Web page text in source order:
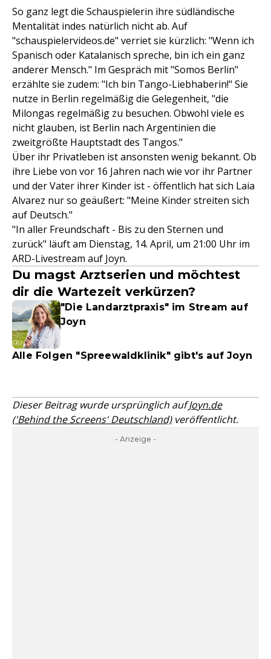
So ganz legt die Schauspielerin ihre südländische
Mentalität indes natürlich nicht ab. Auf
"schauspielervideos.de" verriet sie kürzlich: "Wenn ich
Spanisch oder Katalanisch spreche, bin ich ein ganz
anderer Mensch." Im Gespräch mit "Somos Berlin"
erzählte sie zudem: "Ich bin Tango-Liebhaberin!" Sie
nutze in Berlin regelmäßig die Gelegenheit, "die
Milongas regelmäßig zu besuchen. Obwohl viele es
nicht glauben, ist Berlin nach Argentinien die
zweitgrößte Hauptstadt des Tangos."
Über ihr Privatleben ist ansonsten wenig bekannt. Ob
ihre Liebe von vor 16 Jahren nach wie vor ihr Partner
und der Vater ihrer Kinder ist - öffentlich hat sich Laia
Alvarez nur so geäußert: "Meine Kinder streiten sich
auf Deutsch."
"In aller Freundschaft - Bis zu den Sternen und
zurück" läuft am Dienstag, 14. April, um 21:00 Uhr im
ARD-Livestream auf Joyn.
Du magst Arztserien und möchtest
dir die Wartezeit verkürzen?
"Die Landarztpraxis" im Stream auf
Joyn
Alle Folgen "Spreewaldklinik" gibt's auf Joyn
Dieser Beitrag wurde ursprünglich aufJoyn.de
('Behind the Screens' Deutschland)veröffentlicht.
- Anzeige -